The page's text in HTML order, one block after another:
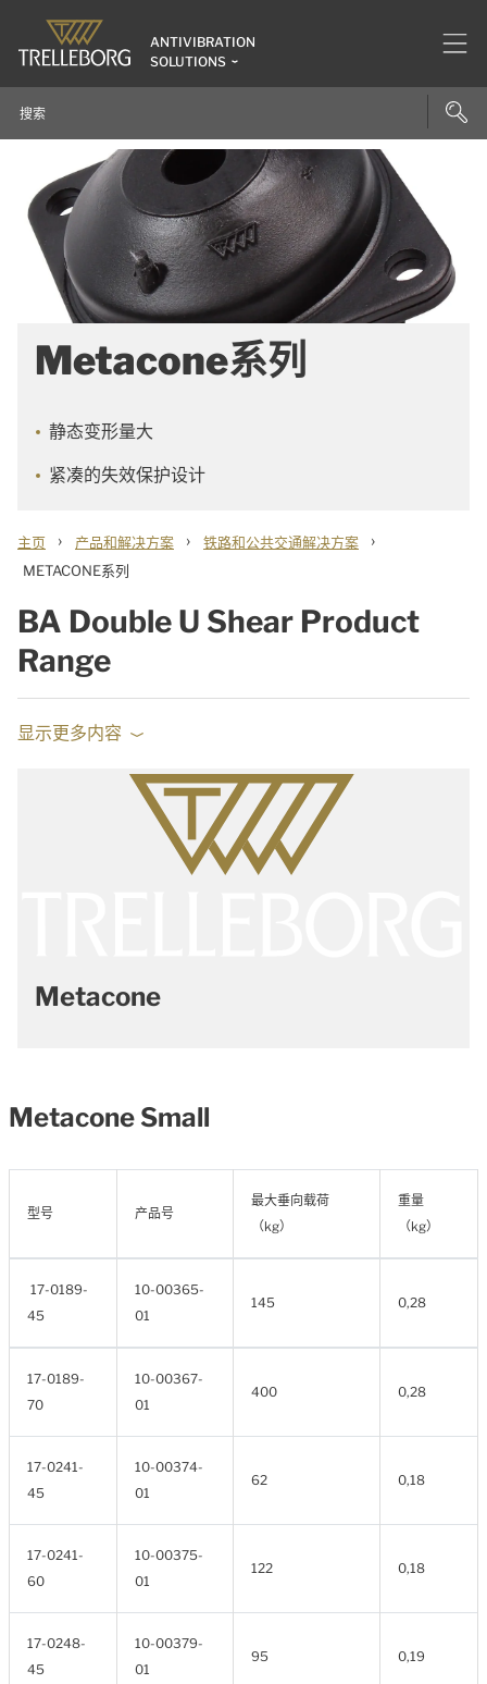
ANTIVIBRATION
SOLUTIONS
Metacone系列
静态变形量大
紧凑的失效保护设计
主页 › 产品和解决方案 › 铁路和公共交通解决方案 ›
METACONE系列
BA Double U Shear Product
Range
显示更多内容
Metacone
Metacone Small
型号 产品号
最大垂向载荷
（kg）
重量
（kg）
17-0189-
45
10-00365-
01
145 0,28
17-0189-
70
10-00367-
01
400 0,28
17-0241-
45
10-00374-
01
62 0,18
17-0241-
60
10-00375-
01
122 0,18
17-0248-
45
10-00379-
01
95 0,19